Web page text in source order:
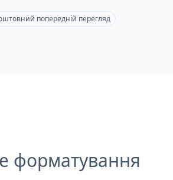
попередній перегляд
форматування